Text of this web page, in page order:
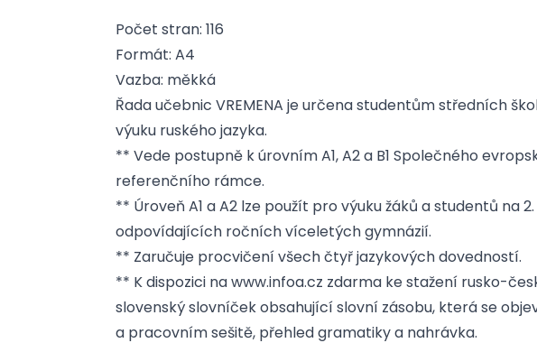
Počet stran: 116
Formát: A4
Vazba: měkká
Řada učebnic VREMENA je určena studentům středních
výuku ruského jazyka.
** Vede postupně k úrovním A1, A2 a B1 Společného
referenčního rámce.
** Úroveň A1 a A2 lze použít pro výuku žáků a studentů na
odpovídajících ročních víceletých gymnázií.
** Zaručuje procvičení všech čtyř jazykových dovedností.
** K dispozici na www.infoa.cz zdarma ke stažení rusko-
slovenský slovníček obsahující slovní zásobu, která se
a pracovním sešitě, přehled gramatiky a nahrávka.